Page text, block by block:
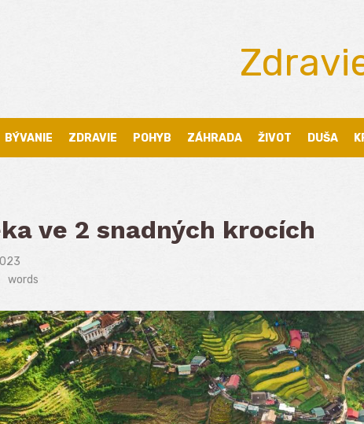
BÝVANIE ZDRAVIE POHYB ZÁHRADA ŽIVOT DUŠA
ve 2 snadných krocích
words